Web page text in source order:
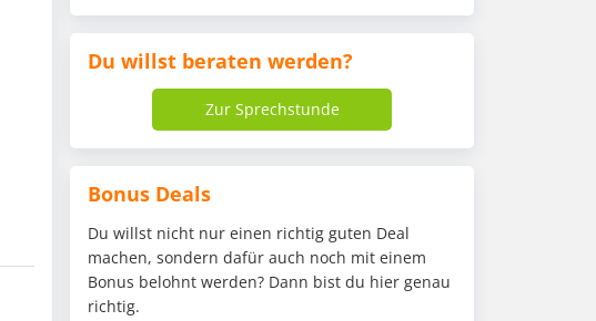
Du willst beraten werden?
Zur Sprechstunde
Bonus Deals
Du willst nicht nur einen richtig guten Deal
machen, sondern dafür auch noch mit einem
Bonus belohnt werden? Dann bist du hier genau
richtig.